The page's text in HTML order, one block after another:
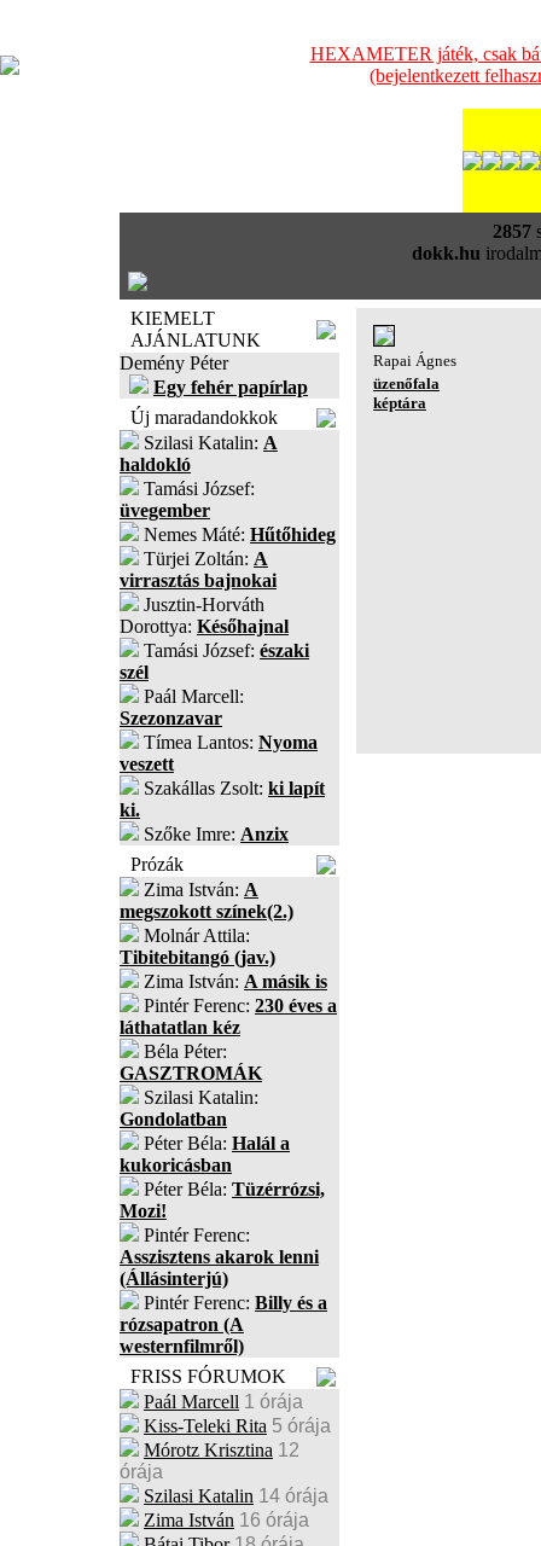
HEXAMETER játék, csak
(bejelentkezett
2857
dokk.hu
KIEMELT
AJÁNLATUNK
Demény Péter
Egy fehér papírlap
Új maradandokkok
Szilasi Katalin: A
haldokló
Tamási József:
üvegember
Nemes Máté: Hűtőhideg
Türjei Zoltán: A
virrasztás bajnokai
Jusztin-Horváth
Dorottya: Későhajnal
Tamási József: északi
szél
Paál Marcell:
Szezonzavar
Tímea Lantos: Nyoma
veszett
Szakállas Zsolt: ki lapít
ki.
Szőke Imre: Anzix
Prózák
Zima István: A
megszokott színek(2.)
Molnár Attila:
Tibitebitangó (jav.)
Zima István: A másik is
Pintér Ferenc: 230 éves a
láthatatlan kéz
Béla Péter:
GASZTROMÁK
Szilasi Katalin:
Gondolatban
Péter Béla: Halál a
kukoricásban
Péter Béla: Tüzérrózsi,
Mozi!
Pintér Ferenc:
Asszisztens akarok lenni
(Állásinterjú)
Pintér Ferenc: Billy és a
rózsapatron (A
westernfilmről)
FRISS FÓRUMOK
Paál Marcell 1 órája
Kiss-Teleki Rita 5 órája
Mórotz Krisztina 12
órája
Szilasi Katalin 14 órája
Zima István 16 órája
Rapai Ágnes
üzenőfala
képtára